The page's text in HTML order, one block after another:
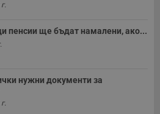
пенсии ще бъдат намалени, ако...
нужни документи за